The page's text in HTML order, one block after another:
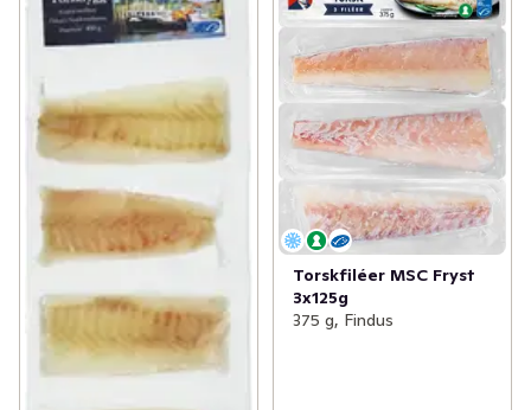
Torskfiléer MSC Fryst
3x125g
375 g, Findus